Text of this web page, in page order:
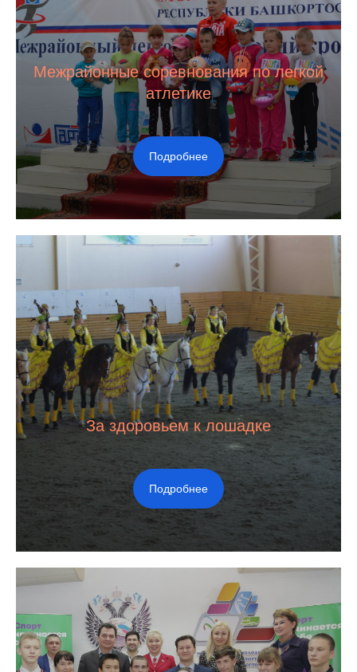
Межрайонные соревнования по легкой
атлетике
Подробнее
За здоровьем к лошадке
Подробнее